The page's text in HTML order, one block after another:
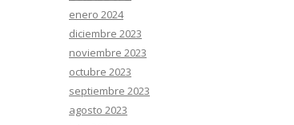
enero 2024
diciembre 2023
noviembre 2023
octubre 2023
septiembre 2023
agosto 2023